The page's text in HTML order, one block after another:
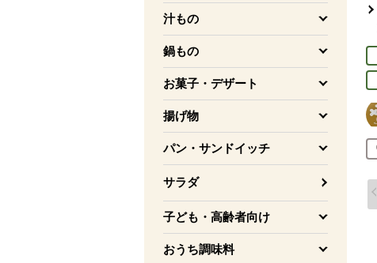
汁もの
を開く
鍋もの
を開く
お菓子・デザート
を開く
揚げ物
を開く
パン・サンドイッチ
を開く
サラダ
子ども・高齢者向け
を開く
おうち調味料
を開く